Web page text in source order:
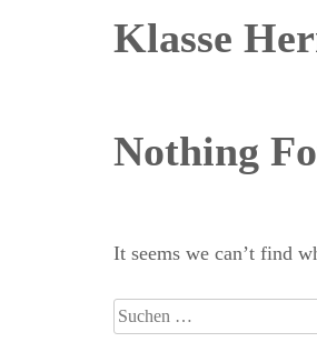
Klasse
Nothing
It seems we can’t find
Suchen